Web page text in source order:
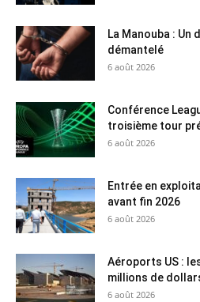
La Manouba : Un
démantelé
6 août 2026
Conférence
troisième tour
6 août 2026
Entrée en
avant fin 2026
6 août 2026
Aéroports US :
millions de
6 août 2026